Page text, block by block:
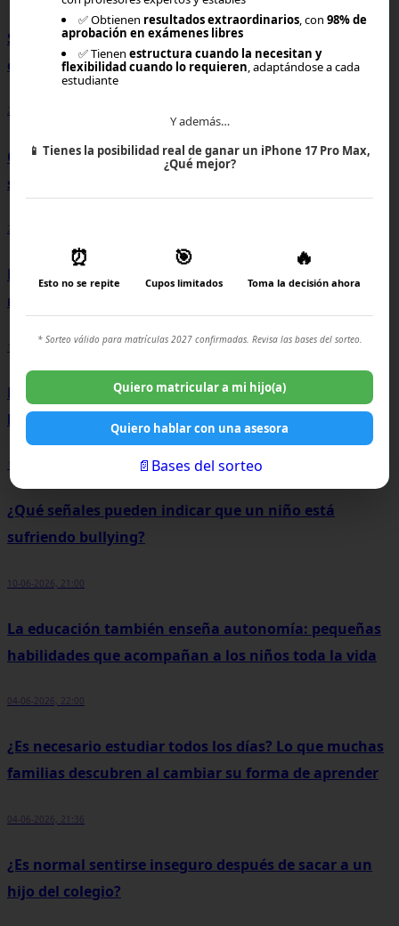
Simulador de puntaje PAES: ¿Cómo saber si estás
cerca de entrar a la carrera que quieres?
25-06-2026, 21:00
Carreras técnicas en Chile: opciones, empleabilidad y
sueldos aproximados
24-06-2026, 14:00
Ranking de universidades chilenas: ¿Cómo elegir la
mejor?
18-06-2026, 11:15
La adolescencia cambió: desafíos que enfrentan hoy
los jóvenes y que muchos padres no vivieron
¿Qué señales pueden indicar que un niño está
sufriendo bullying?
10-06-2026, 21:00
La educación también enseña autonomía: pequeñas
habilidades que acompañan a los niños toda la vida
04-06-2026, 22:00
¿Es necesario estudiar todos los días? Lo que muchas
familias descubren al cambiar su forma de aprender
04-06-2026, 21:36
¿Es normal sentirse inseguro después de sacar a un
hijo del colegio?
✅ Obtienen resultados extraordinarios, con98% de
aprobación en exámenes libres
✅ Tienenestructura cuando la necesitan y
flexibilidad cuando lo requieren, adaptándose a cada
estudiante
Y además…
📱 Tienes la posibilidad real de ganar un iPhone 17 Pro Max,
¿Qué mejor?
⏰
Esto no se repite
🎯
Cupos limitados
🔥
Toma la decisión ahora
* Sorteo válido para matrículas 2027 confirmadas. Revisa las bases del sorteo.
Quiero matricular a mi hijo(a)
Quiero hablar con una asesora
📄Bases del sorteo